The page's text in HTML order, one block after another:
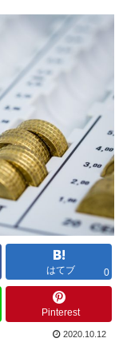
はてブ 0
Pinterest
2020.10.12